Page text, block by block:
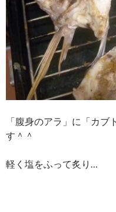
「腹身のアラ」に「カブ
す＾＾
軽く塩をふって炙り…